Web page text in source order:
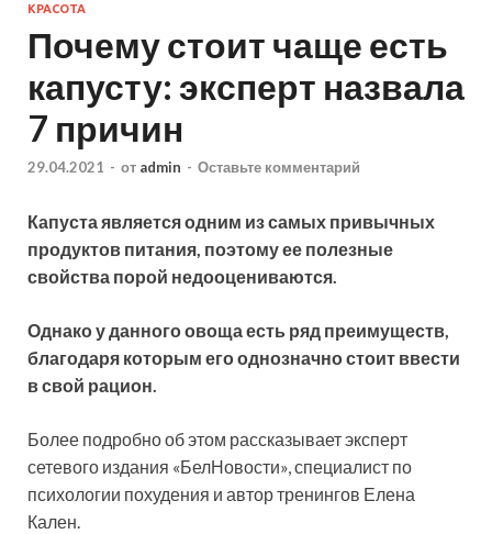
КРАСОТА
Почему стоит чаще есть
капусту: эксперт назвала
7 причин
29.04.2021 - от admin - Оставьте комментарий
Капуста является одним из самых привычных
продуктов питания, поэтому ее полезные
свойства порой недооцениваются.
Однако у данного овоща есть ряд преимуществ,
благодаря которым его однозначно стоит ввести
в свой рацион.
Более подробно об этом рассказываетэксперт
сетевого издания «БелНовости», специалист по
психологии похудения и автор тренингов Елена
Кален.